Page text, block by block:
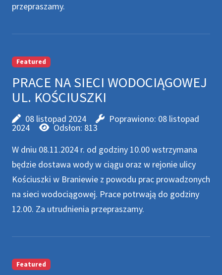
przepraszamy.
Featured
PRACE NA SIECI WODOCIĄGOWEJ
UL. KOŚCIUSZKI
08 listopad 2024 Poprawiono: 08 listopad
2024
Odsłon: 813
W dniu 08.11.2024 r. od godziny 10.00 wstrzymana
będzie dostawa wody w ciągu oraz w rejonie ulicy
Kościuszki w Braniewie z powodu prac prowadzonych
na sieci wodociągowej. Prace potrwają do godziny
12.00. Za utrudnienia przepraszamy.
Featured